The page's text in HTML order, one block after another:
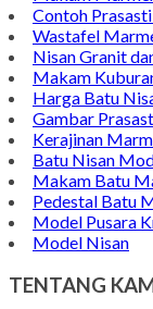
Contoh
Wastafel
Nisan Granit
Makam
Harga Batu
Gambar
Kerajinan
Batu Nisan
Makam Batu
Pedestal Batu
Model Pusara
Model Nisan
TENTANG